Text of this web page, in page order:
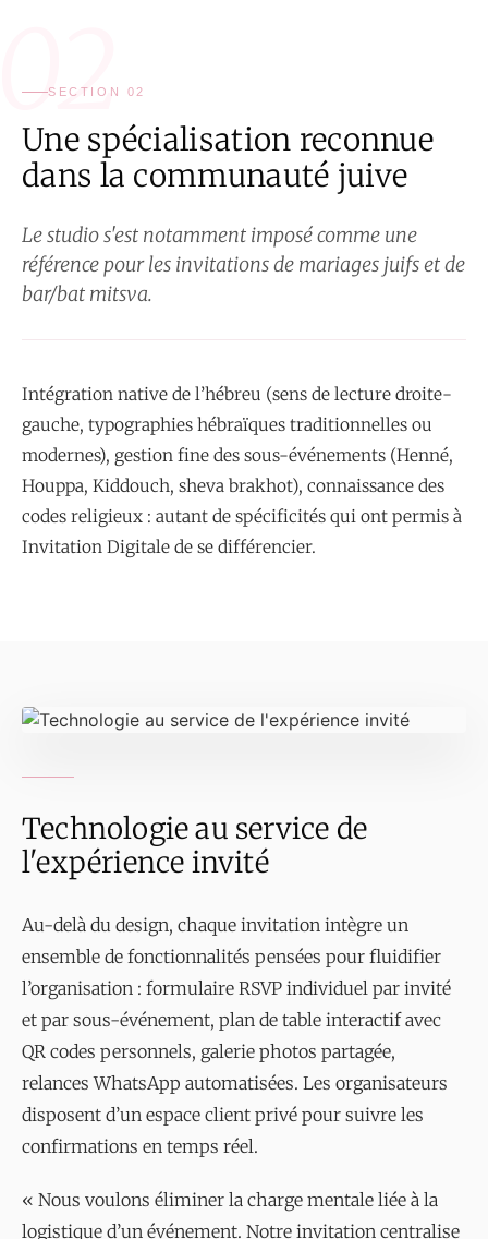
SECTION 02
Une spécialisation reconnue
dans la communauté juive
Le studio s'est notamment imposé comme une
référence pour les invitations de mariages juifs et de
bar/bat mitsva.
Intégration native de l’hébreu (sens de lecture droite-
gauche, typographies hébraïques traditionnelles ou
modernes), gestion fine des sous-événements (Henné,
Houppa, Kiddouch, sheva brakhot), connaissance des
codes religieux : autant de spécificités qui ont permis à
Invitation Digitale de se différencier.
Technologie au service de
l'expérience invité
Au-delà du design, chaque invitation intègre un
ensemble de fonctionnalités pensées pour fluidifier
l’organisation : formulaire RSVP individuel par invité
et par sous-événement, plan de table interactif avec
QR codes personnels, galerie photos partagée,
relances WhatsApp automatisées. Les organisateurs
disposent d’un espace client privé pour suivre les
confirmations en temps réel.
« Nous voulons éliminer la charge mentale liée à la
logistique d’un événement. Notre invitation centralise